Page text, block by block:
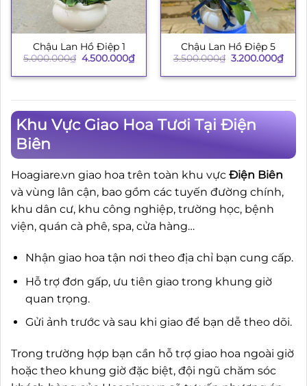
Chậu Lan Hồ Điệp 1
5.000.000₫ Giá
là:
4.500.000₫Giá
hiện
tại
Chậu Lan Hồ Điệp 5
3.500.000₫ Giá
là:
3.200.000₫Giá
hiện
tại
Khu Vực Giao Hoa Tươi Tại Điện
Biên
Hoagiare.vn giao hoa trên toàn khu vực Điện Biên
và vùng lân cận, bao gồm các tuyến đường chính,
khu dân cư, khu công nghiệp, trường học, bệnh
viện, quán cà phê, spa, cửa hàng…
Nhận giao hoa tận nơi theo địa chỉ bạn cung cấp.
Hỗ trợ đơn gấp, ưu tiên giao trong khung giờ
quan trọng.
Gửi ảnh trước và sau khi giao để bạn dễ theo dõi.
Trong trường hợp bạn cần hỗ trợ giao hoa ngoài giờ
hoặc theo khung giờ đặc biệt, đội ngũ chăm sóc